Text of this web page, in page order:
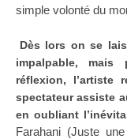
simple volonté du
Dès lors on se
impalpable,
réflexion, l’artiste
spectateur assiste
en oubliant
Farahani (Juste